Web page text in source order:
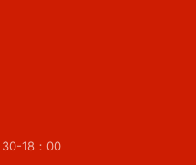
30-18：00